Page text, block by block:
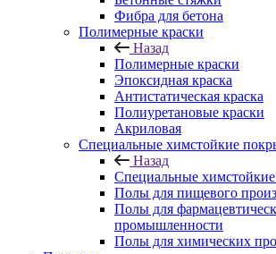
Фибра для бетона
Полимерные краски
Назад
Полимерные краски
Эпоксидная краска
Антистатическая краска
Полиуретановые краски
Акриловая
Специальные химстойкие
Назад
Специальные
Полы для пищевого
Полы для
промышленности
Полы для химических